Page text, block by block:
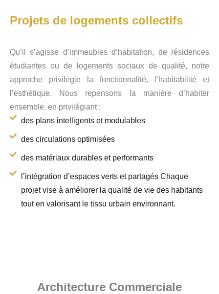
Projets de logements collectifs
Qu’il s’agisse d’immeubles d’habitation, de résidences
étudiantes ou de logements sociaux de qualité, notre
approche privilégie la fonctionnalité, l’habitabilité et
l’esthétique. Nous repensons la manière d’habiter
ensemble, en privilégiant :
des plans intelligents et modulables
des circulations optimisées
des matériaux durables et performants
l’intégration d’espaces verts et partagés Chaque
projet vise à améliorer la qualité de vie des habitants
tout en valorisant le tissu urbain environnant.
Architecture Commerciale